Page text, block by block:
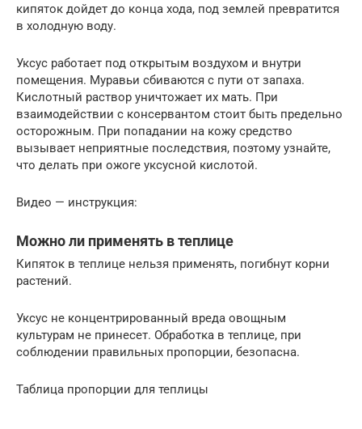
кипяток дойдет до конца хода, под землей превратится
в холодную воду.
Уксус работает под открытым воздухом и внутри
помещения. Муравьи сбиваются с пути от запаха.
Кислотный раствор уничтожает их мать. При
взаимодействии с консервантом стоит быть предельно
осторожным. При попадании на кожу средство
вызывает неприятные последствия, поэтому узнайте,
что делать при ожоге уксусной кислотой.
Видео — инструкция:
Можно ли применять в теплице
Кипяток в теплице нельзя применять, погибнут корни
растений.
Уксус не концентрированный вреда овощным
культурам не принесет. Обработка в теплице, при
соблюдении правильных пропорции, безопасна.
Таблица пропорции для теплицы